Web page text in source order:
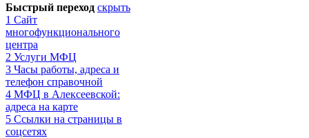
Быстрый переход скрыть
1 Сайт
многофункционального
центра
2 Услуги МФЦ
3 Часы работы, адреса и
телефон справочной
4 МФЦ в Алексеевской:
адреса на карте
5 Ссылки на страницы в
соцсетях